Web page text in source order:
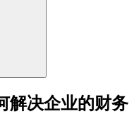
解决企业的财务